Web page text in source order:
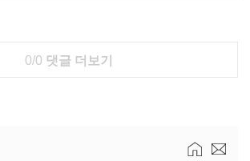
0/0 댓글 더보기